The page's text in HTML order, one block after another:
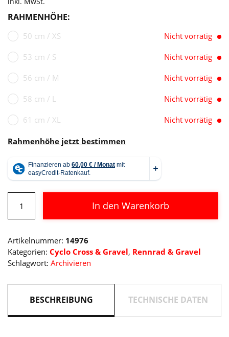
RAHMENHÖHE:
50 cm / XS Nicht vorrätig
53 cm / S Nicht vorrätig
56 cm / M Nicht vorrätig
58 cm / L Nicht vorrätig
61 cm / XL Nicht vorrätig
Rahmenhöhe jetzt bestimmen
Nuroad
C:62
green
´n
´lime
In den Warenkorb
Artikelnummer: 14976
Kategorien: Cyclo Cross & Gravel, Rennrad & Gravel
Schlagwort: Archivieren
BESCHREIBUNG TECHNISCHE DATEN